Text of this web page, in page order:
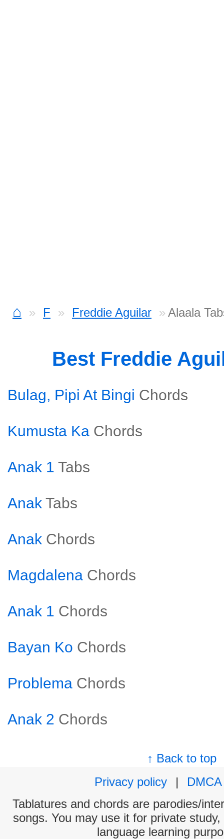
⌂ F Freddie Aguilar Alaala
Best Freddie
Bulag, Pipi At Bingi Chords
Kumusta Ka Chords
Anak 1 Tabs
Anak Tabs
Anak Chords
Magdalena Chords
Anak 1 Chords
Bayan Ko Chords
Problema Chords
Anak 2 Chords
↑ Back to top
Privacy policy
|
DMCA
Tablatures and chords are parodies/
songs. You may use it for private
language learning